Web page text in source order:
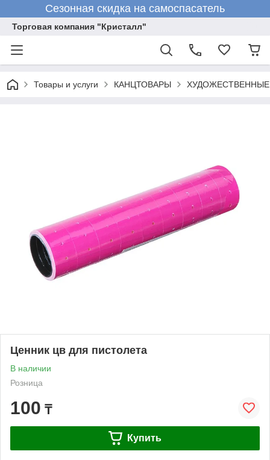
Сезонная скидка на самоспасатель
Торговая компания "Кристалл"
Товары и услуги КАНЦТОВАРЫ
Ценник цв для пистолета
В наличии
Розница
100 ₸
Купить